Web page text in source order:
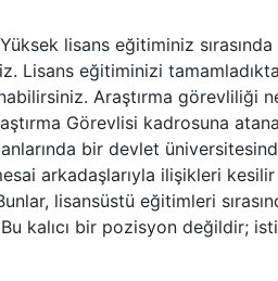
lisans eğitiminiz sırasında
Lisans eğitiminizi
Araştırma görevliliği
Görevlisi kadrosuna
bir devlet
arkadaşlarıyla ilişikleri
lisansüstü eğitimleri
kalıcı bir pozisyon değildir;